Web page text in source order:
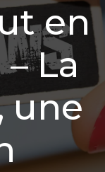
en
La
une